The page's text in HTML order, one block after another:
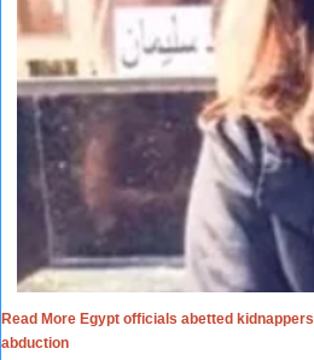
Read More Egypt officials abetted
abduction